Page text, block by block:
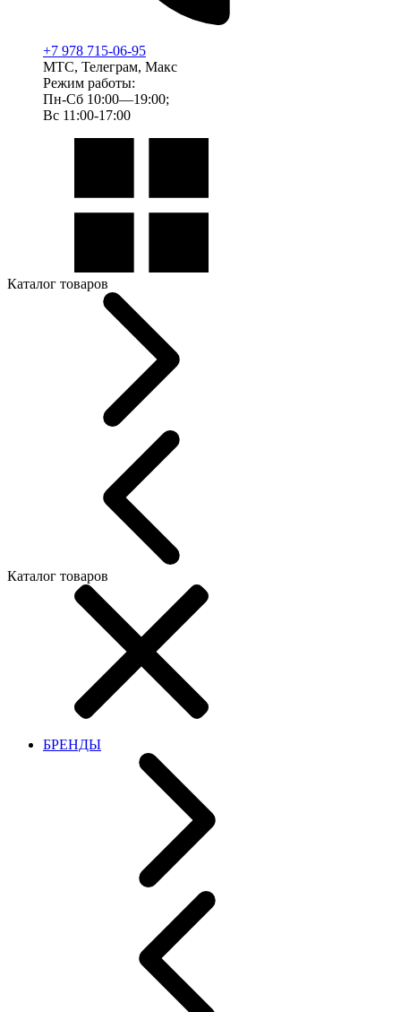
+7 978 715-06-95
МТС, Телеграм, Макс
Режим работы:
Пн-Сб 10:00—19:00;
Вс 11:00-17:00
Каталог товаров
Каталог товаров
БРЕНДЫ